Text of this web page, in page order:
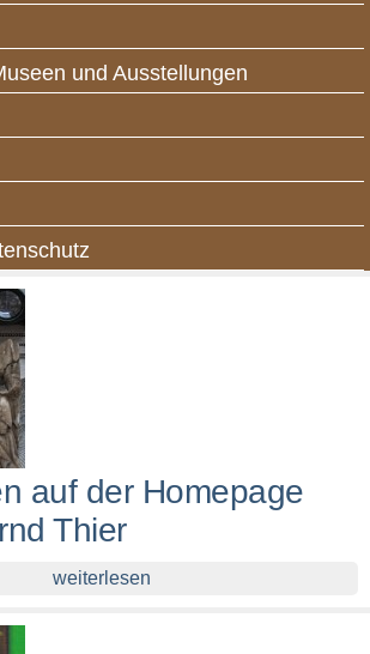
und Ausstellungen
auf der Homepage
Thier
weiterlesen